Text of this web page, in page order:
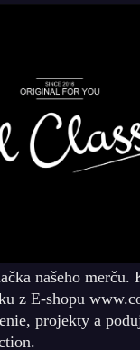
našeho merču.
z E-shopu
projekty a